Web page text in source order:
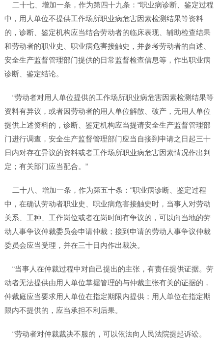
二十七、增加一条，作为第四十九条：“职业病诊断、鉴定过程
中，用人单位不提供工作场所职业病危害因素检测结果等资料
的，诊断、鉴定机构应当结合劳动者的临床表现、辅助检查结果
和劳动者的职业史、职业病危害接触史，并参考劳动者的自述、
安全生产监督管理部门提供的日常监督检查信息等，作出职业病
诊断、鉴定结论。
“劳动者对用人单位提供的工作场所职业病危害因素检测结果等
资料有异议，或者因劳动者的用人单位解散、破产，无用人单位
提供上述资料的，诊断、鉴定机构应当提请安全生产监督管理部
门进行调查，安全生产监督管理部门应当自接到申请之日起三十
日内对存在异议的资料或者工作场所职业病危害因素情况作出判
定；有关部门应当配合。”
二十八、增加一条，作为第五十条：“职业病诊断、鉴定过程
中，在确认劳动者职业史、职业病危害接触史时，当事人对劳动
关系、工种、工作岗位或者在岗时间有争议的，可以向当地的劳
动人事争议仲裁委员会申请仲裁；接到申请的劳动人事争议仲裁
委员会应当受理，并在三十日内作出裁决。
“当事人在仲裁过程中对自己提出的主张，有责任提供证据。劳
动者无法提供由用人单位掌握管理的与仲裁主张有关的证据的，
仲裁庭应当要求用人单位在指定期限内提供；用人单位在指定期
限内不提供的，应当承担不利后果。
“劳动者对仲裁裁决不服的，可以依法向人民法院提起诉讼。